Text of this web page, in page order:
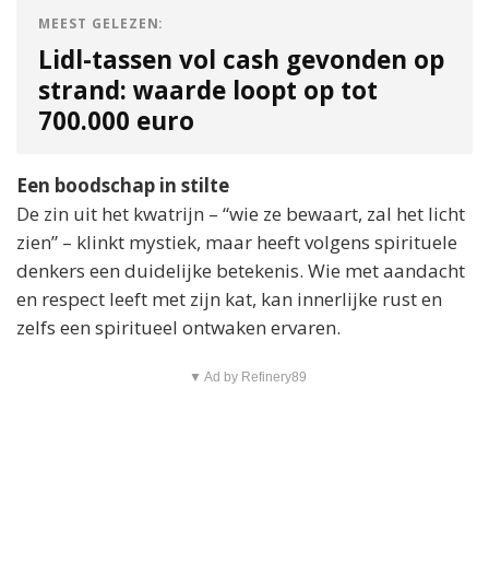
MEEST GELEZEN:
Lidl-tassen vol cash gevonden op
strand: waarde loopt op tot
700.000 euro
Een boodschap in stilte
De zin uit het kwatrijn – “wie ze bewaart, zal het licht
zien” – klinkt mystiek, maar heeft volgens spirituele
denkers een duidelijke betekenis. Wie met aandacht
en respect leeft met zijn kat, kan innerlijke rust en
zelfs een spiritueel ontwaken ervaren.
▼ Ad by Refinery89